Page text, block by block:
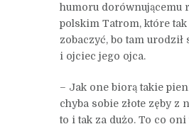
humoru dorównującemu
polskim Tatrom, które tak
zobaczyć, bo tam urodził
i ojciec jego ojca.
– Jak one biorą takie
chyba sobie złote zęby z
to i tak za dużo. To co